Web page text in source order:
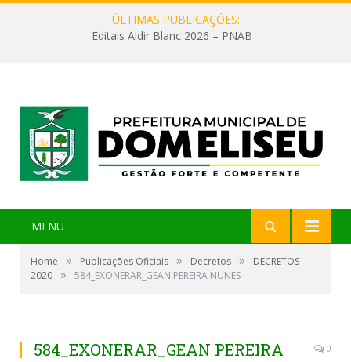
ÚLTIMAS PUBLICAÇÕES:
Editais Aldir Blanc 2026 – PNAB
MENU
Home » Publicações Oficiais » Decretos »
DECRETOS
2020 » 584_EXONERAR_GEAN PEREIRA NUNES
584_EXONERAR_GEAN PEREIRA
0